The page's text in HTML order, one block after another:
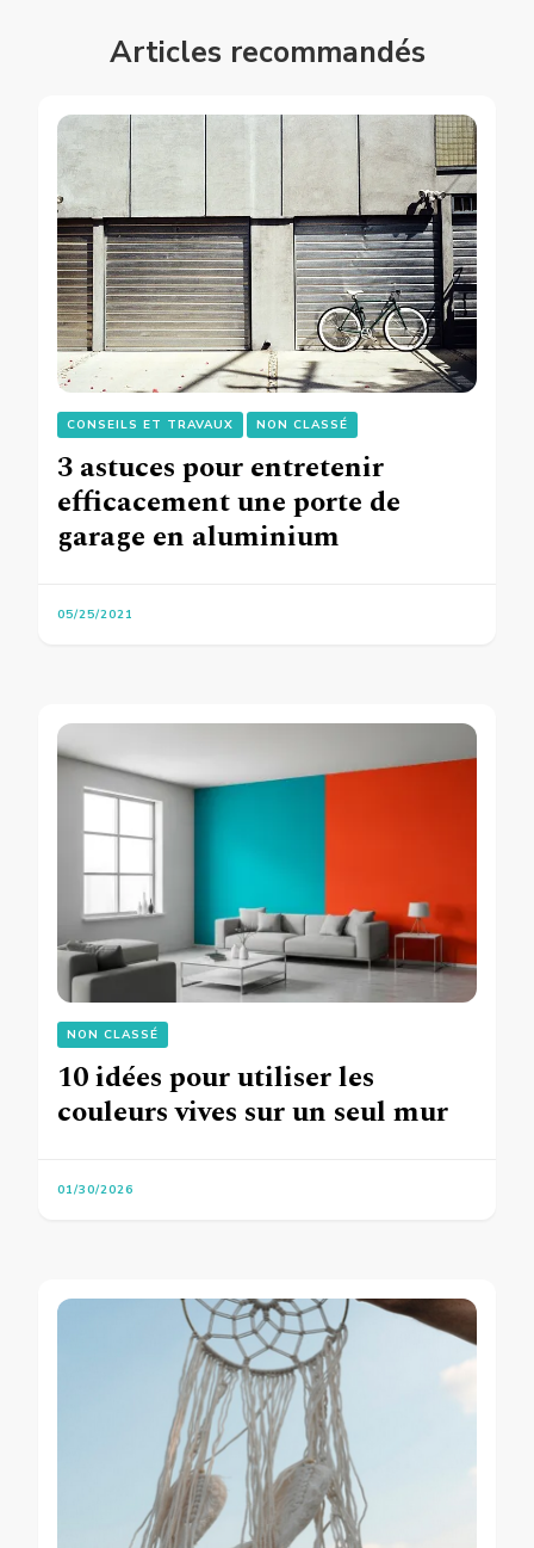
Articles recommandés
CONSEILS ET TRAVAUX NON CLASSÉ
3 astuces pour entretenir
efficacement une porte de
garage en aluminium
05/25/2021
NON CLASSÉ
10 idées pour utiliser les
couleurs vives sur un seul mur
01/30/2026